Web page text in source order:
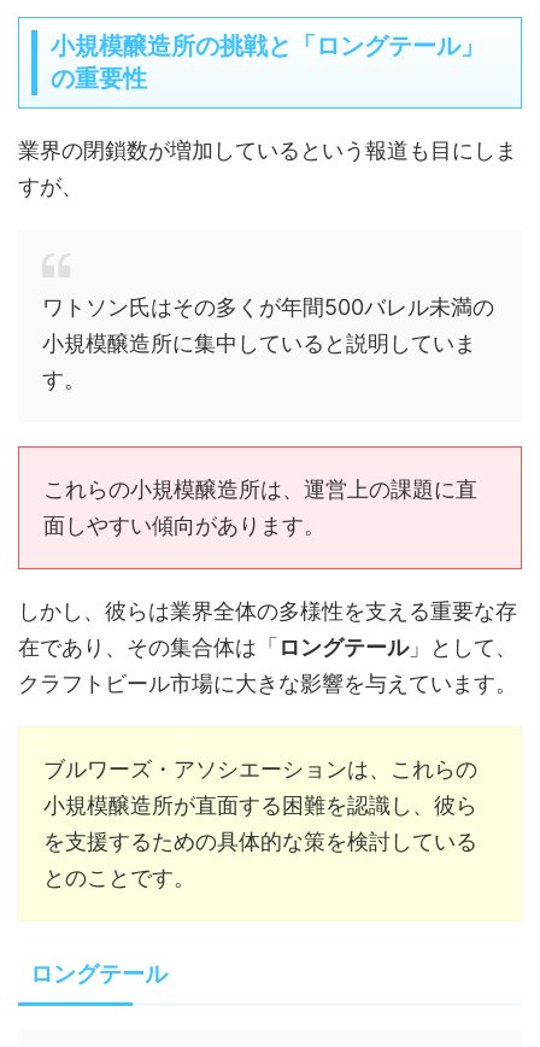
小規模醸造所の挑戦と「ロングテール」
の重要性
業界の閉鎖数が増加しているという報道も目にしま
すが、
ワトソン氏はその多くが年間500バレル未満の
小規模醸造所に集中していると説明していま
す。
これらの小規模醸造所は、運営上の課題に直
面しやすい傾向があります。
しかし、彼らは業界全体の多様性を支える重要な存
在であり、その集合体は「 ロングテール」として、
クラフトビール市場に大きな影響を与えています。
ブルワーズ・アソシエーションは、これらの
小規模醸造所が直面する困難を認識し、彼ら
を支援するための具体的な策を検討している
とのことです。
ロングテール